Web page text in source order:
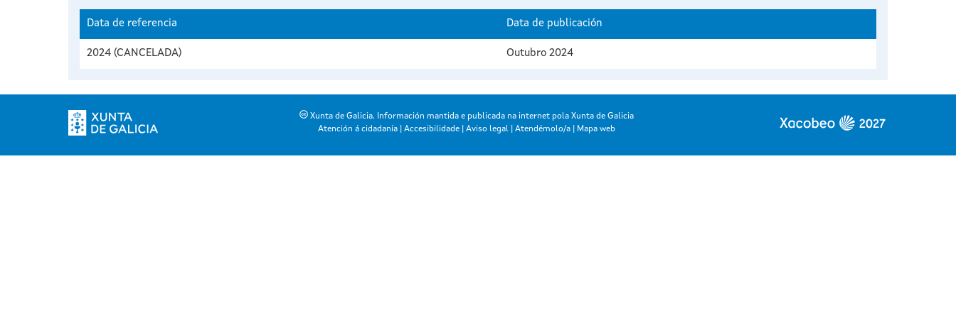
Data de referencia Data de publicación
2024 (CANCELADA) Outubro 2024
Xunta de Galicia. Información mantida e publicada na internet pola Xunta de Galicia
Atención á cidadanía |Accesibilidade |Aviso legal |Atendémolo/a Mapa web